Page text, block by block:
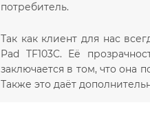
потребитель.
Так как клиент для нас
Pad TF103C. Её
заключается в том, что она
Также это даёт